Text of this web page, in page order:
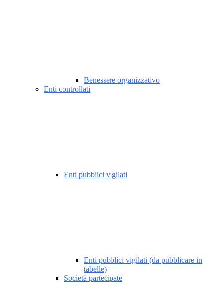
Benessere organizzativo
Enti controllati
Enti pubblici vigilati
Enti pubblici vigilati (da pubblicare in
tabelle)
Società partecipate